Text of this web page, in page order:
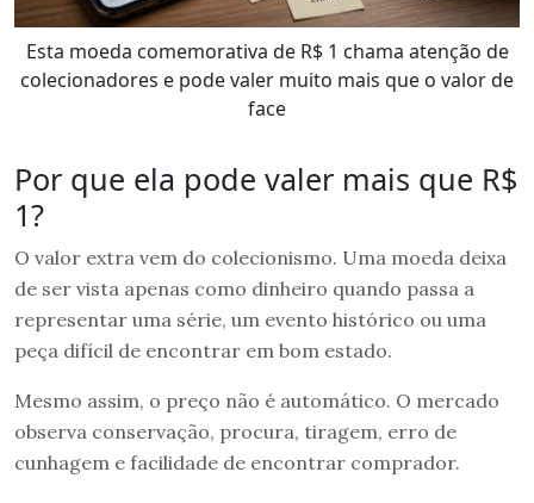
Esta moeda comemorativa de R$ 1 chama atenção de
colecionadores e pode valer muito mais que o valor de
face
Por que ela pode valer mais que R$
1?
O valor extra vem do colecionismo. Uma moeda deixa
de ser vista apenas como dinheiro quando passa a
representar uma série, um evento histórico ou uma
peça difícil de encontrar em bom estado.
Mesmo assim, o preço não é automático. O mercado
observa conservação, procura, tiragem, erro de
cunhagem e facilidade de encontrar comprador.